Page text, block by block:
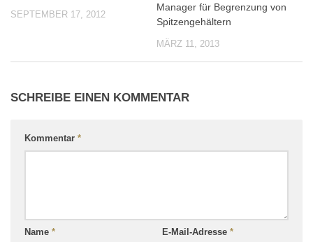
SEPTEMBER 17, 2012
Manager für Begrenzung von
Spitzengehältern
MÄRZ 11, 2013
SCHREIBE EINEN KOMMENTAR
Kommentar *
Name * E-Mail-Adresse *